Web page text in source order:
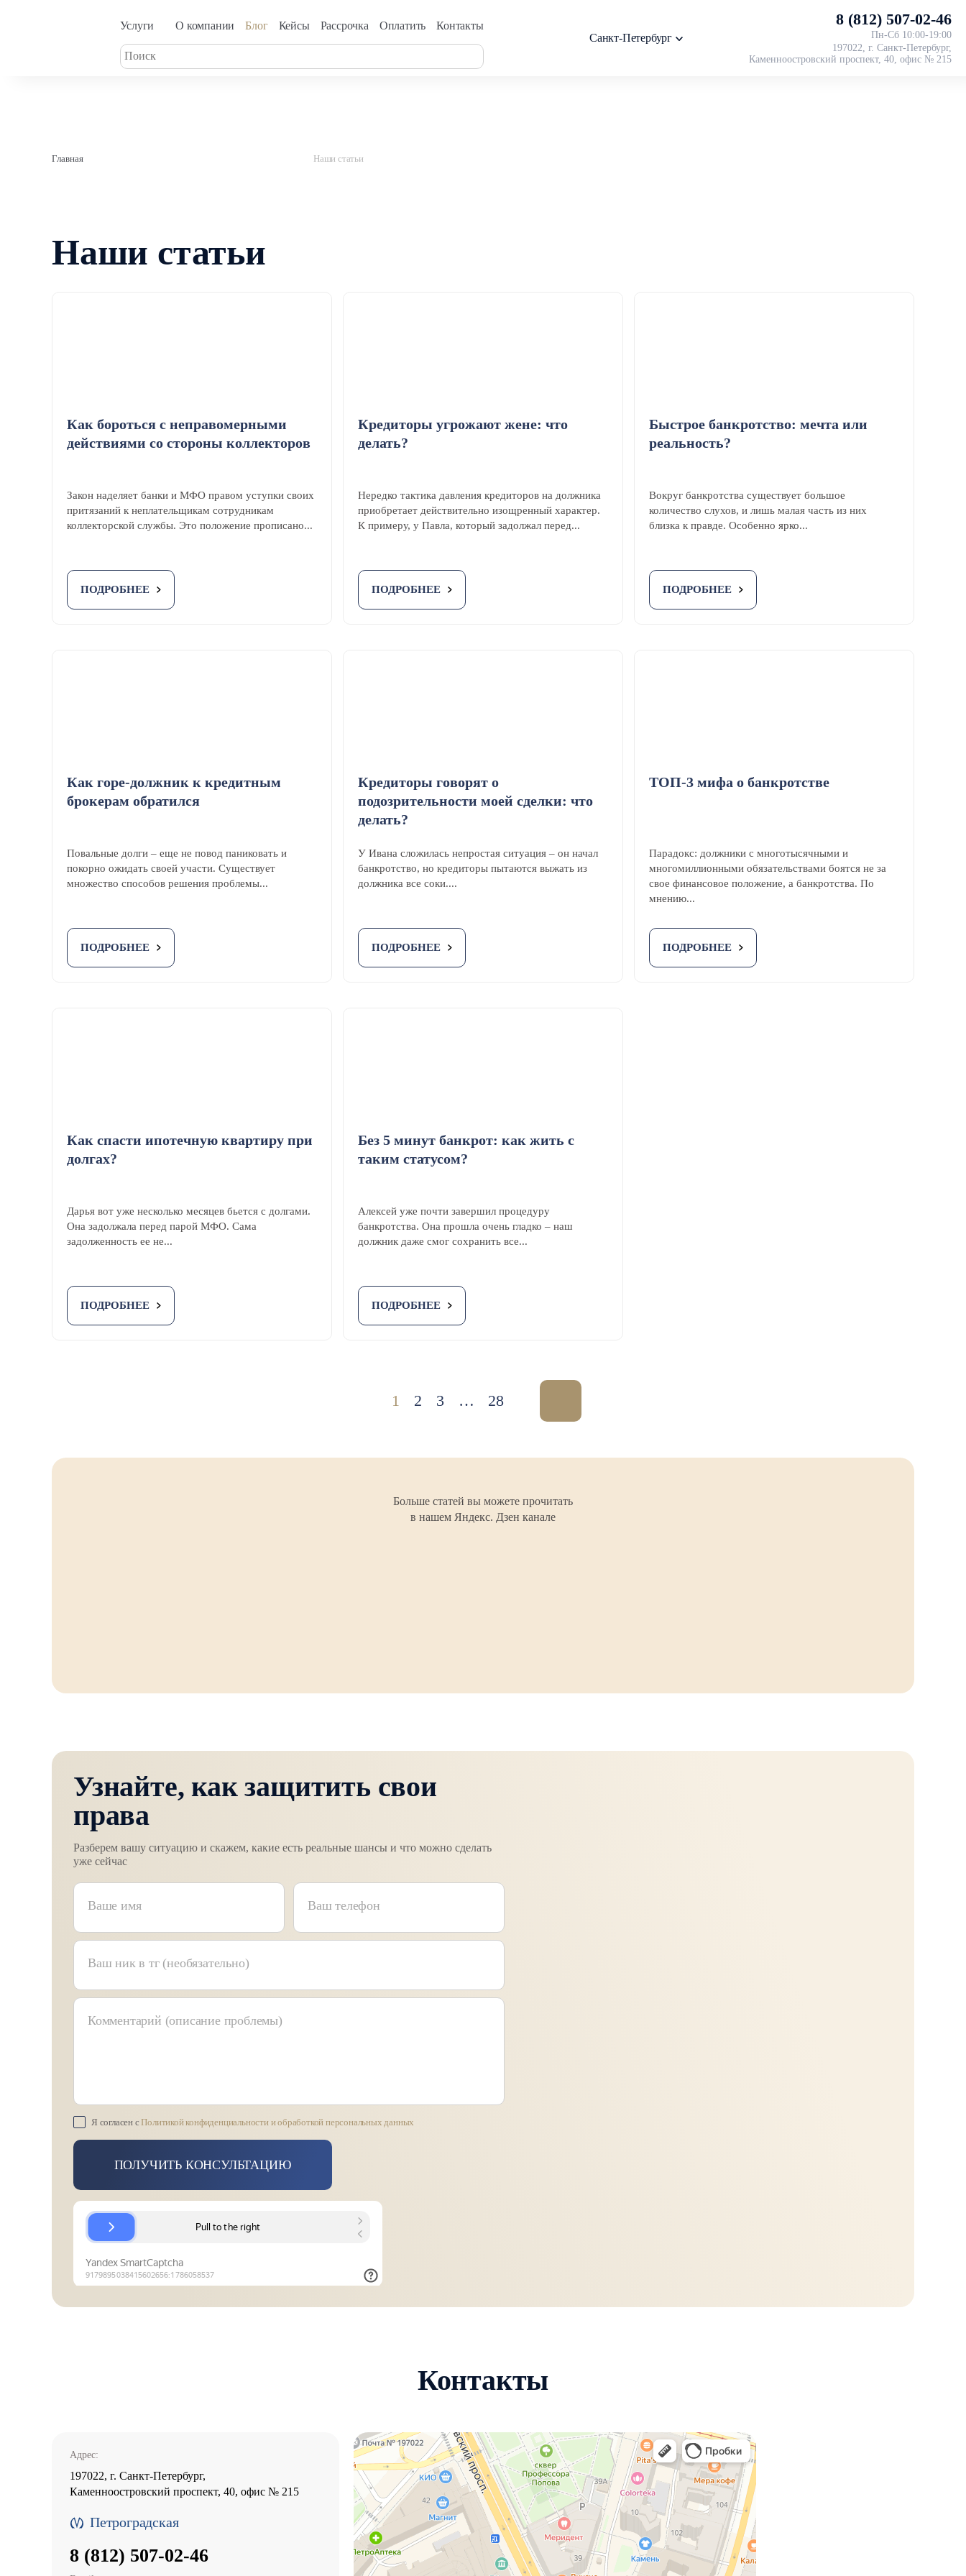
Услуги О компании Блог Кейсы Рассрочка Оплатить
Контакты
Санкт-Петербург
8 (812) 507-02-46
Пн-Cб 10:00-19:00
197022, г. Санкт-Петербург,
Каменноостровский проспект, 40, офис № 215
Главная Наши статьи
Наши статьи
Как бороться с неправомерными
действиями со стороны коллекторов
Закон наделяет банки и МФО правом уступки своих
притязаний к неплательщикам сотрудникам
коллекторской службы. Это положение прописано...
ПОДРОБНЕЕ
Кредиторы угрожают жене: что
делать?
Нередко тактика давления кредиторов на должника
приобретает действительно изощренный характер.
К примеру, у Павла, который задолжал перед...
ПОДРОБНЕЕ
Быстрое банкротство: мечта или
реальность?
Вокруг банкротства существует большое
количество слухов, и лишь малая часть из них
близка к правде. Особенно ярко...
ПОДРОБНЕЕ
Как горе-должник к кредитным
брокерам обратился
Повальные долги – еще не повод паниковать и
покорно ожидать своей участи. Существует
множество способов решения проблемы...
ПОДРОБНЕЕ
Кредиторы говорят о
подозрительности моей сделки: что
делать?
У Ивана сложилась непростая ситуация – он начал
банкротство, но кредиторы пытаются выжать из
должника все соки....
ПОДРОБНЕЕ
ТОП-3 мифа о банкротстве
Парадокс: должники с многотысячными и
многомиллионными обязательствами боятся не за
свое финансовое положение, а банкротства. По
мнению...
ПОДРОБНЕЕ
Как спасти ипотечную квартиру при
долгах?
Дарья вот уже несколько месяцев бьется с долгами.
Она задолжала перед парой МФО. Сама
задолженность ее не...
ПОДРОБНЕЕ
Без 5 минут банкрот: как жить с
таким статусом?
Алексей уже почти завершил процедуру
банкротства. Она прошла очень гладко – наш
должник даже смог сохранить все...
ПОДРОБНЕЕ
1 2 3 … 28
Больше статей вы можете прочитать
в нашем Яндекс. Дзен канале
Узнайте, как защитить свои
права
Разберем вашу ситуацию и скажем, какие есть реальные шансы и что можно сделать
уже сейчас
Ваш номер телефона
Ваше текстовое сообщение
Ваше имя Ваш телефон
Ваш ник в тг (необязательно)
Комментарий (описание проблемы)
Я согласен сПолитикой конфиденциальности и обработкой персональных данных
ПОЛУЧИТЬ КОНСУЛЬТАЦИЮ
Контакты
Адрес:
197022, г. Санкт-Петербург,
Каменноостровский проспект, 40, офис № 215
Петроградская
8 (812) 507-02-46